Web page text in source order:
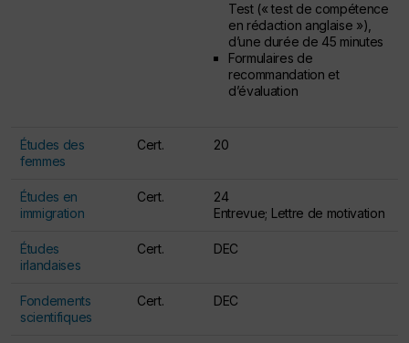
Test(« test de compétence
en rédaction anglaise »),
d’une durée de 45 minutes
Formulaires de
recommandation et
d’évaluation
Études des
femmes
Cert. 20
Études en
immigration
Cert.
24
Entrevue; Lettre de motivation
Études
irlandaises
Cert. DEC
Fondements
scientifiques
Cert. DEC